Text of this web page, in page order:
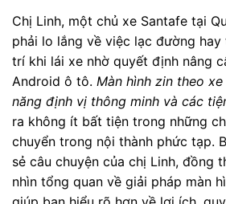
Chị Linh, một chủ xe Santafe tại
phải lo lắng về việc lạc đường hay
trí khi lái xe nhờ quyết định nâng
Android ô tô. Màn hình zin theo
năng định vị thông minh và các
ra không ít bất tiện trong những
chuyển trong nội thành phức tạp.
sẻ câu chuyện của chị Linh, đồng
nhìn tổng quan về giải pháp màn